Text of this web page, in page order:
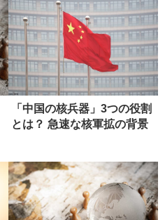
「中国の核兵器」3つの役割
とは？ 急速な核軍拡の背景